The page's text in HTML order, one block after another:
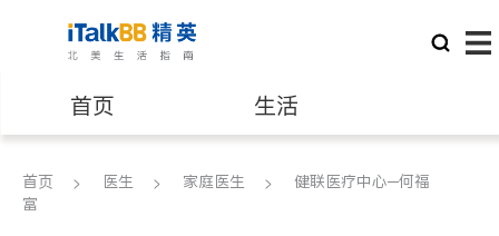
首页 生活
医生 律师
首页 医生 家庭医生
健联医疗中心─何福
富